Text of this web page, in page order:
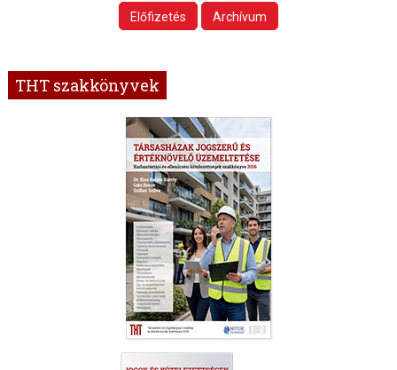
Előfizetés Archívum
THT szakkönyvek